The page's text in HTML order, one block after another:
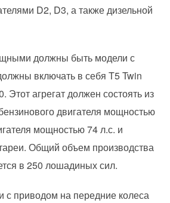
D2, D3, а также дизельной
должны быть модели с
включать в себя T5 Twin
Этот агрегат должен состоять из
двигателя мощностью
мощностью 74 л.с. и
Общий объем производства
в 250 лошадиных сил.
с приводом на передние колеса